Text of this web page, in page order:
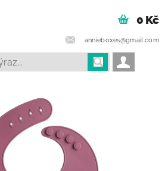
annieboxes@gmail.com
0 Kč